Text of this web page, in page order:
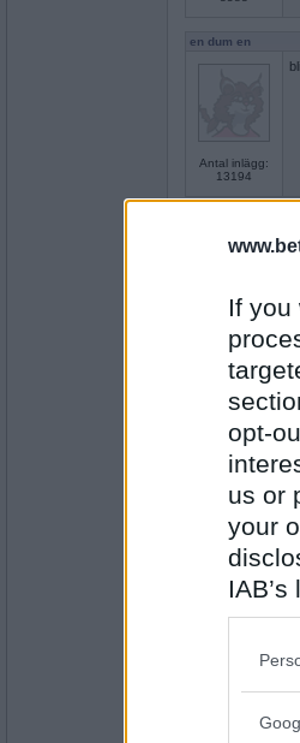
If you
opt-
us or
your
also
en dum en
Antal inlägg:
13194
Antal inlägg:
27944
en dum en
Antal inlägg:
13194
Greta grus